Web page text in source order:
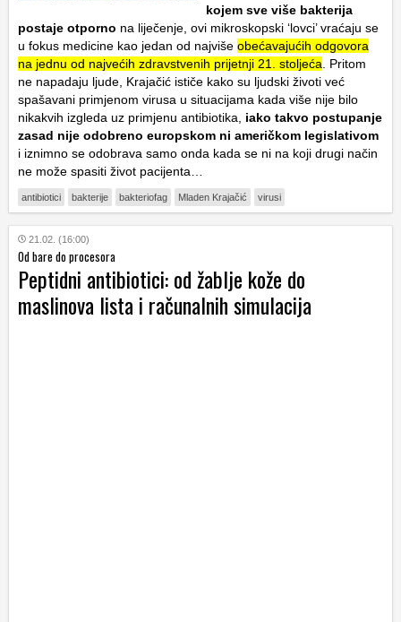
kojem sve više bakterija
postaje otporno na liječenje, ovi mikroskopski ‘lovci’ vraćaju se
u fokus medicine kao jedan od najviše obećavajućih odgovora
na jednu od najvećih zdravstvenih prijetnji 21. stoljeća . Pritom
ne napadaju ljude, Krajačić ističe kako su ljudski životi već
spašavani primjenom virusa u situacijama kada više nije bilo
nikakvih izgleda uz primjenu antibiotika, iako takvo postupanje
zasad nije odobreno europskom ni američkom legislativom
i iznimno se odobrava samo onda kada se ni na koji drugi način
ne može spasiti život pacijenta…
antibiotici bakterije bakteriofag Mladen Krajačić virusi
21.02. (16:00)
Od bare do procesora
Peptidni antibiotici: od žablje kože do
maslinova lista i računalnih simulacija